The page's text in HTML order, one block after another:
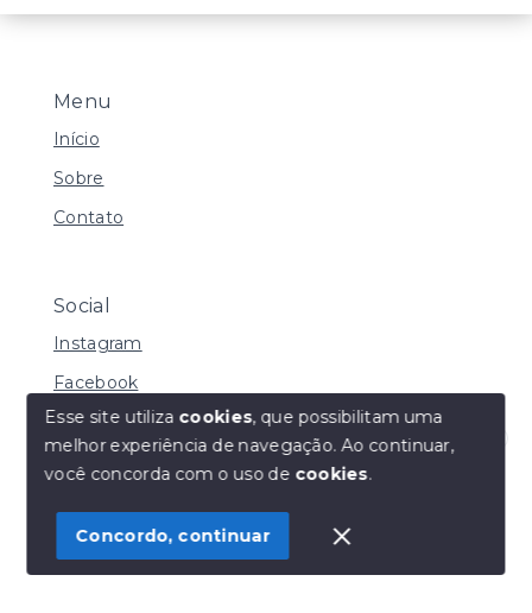
Olá! Estamos disponíveis para te ajudar.
Menu
Início
Sobre
Contato
Social
Instagram
Facebook
© Copyright 2026 - Henrique Imoveis - Todos os
SITE PARA IMOBILIARIA
Esse site utiliza cookies, que possibilitam uma
melhor experiência de navegação.Ao continuar,
você concorda com o uso de cookies.
Concordo, continuar